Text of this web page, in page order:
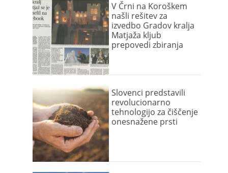
V Črni na Koroškem
našli rešitev za
izvedbo Gradov kralja
Matjaža kljub
prepovedi zbiranja
Slovenci predstavili
revolucionarno
tehnologijo za čiščenje
onesnažene prsti